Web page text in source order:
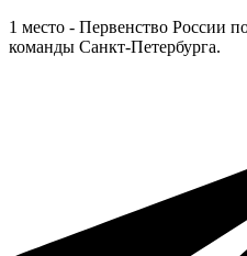
1 место - Первенство России
команды Санкт-Петербурга.